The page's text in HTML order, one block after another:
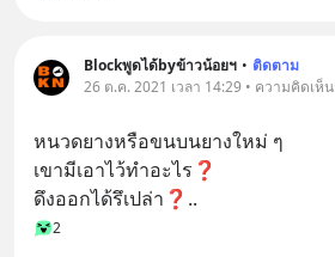
Blockพูดได้byข้าวน้อยฯ • ติดตาม
26 ต.ค. 2021 เวลา 14:29 • ความคิดเห็น
หนวดยางหรือขนบนยางใหม่ ๆ
เขามีเอาไว้ทำอะไร❓
ดึงออกได้รึเปล่า❓..
2